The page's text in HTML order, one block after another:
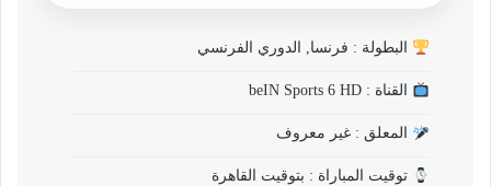
البطولة : فرنسا, الدوري الفرنسي
القناة : beIN Sports 6 HD
المعلق : غير معروف
توقيت المباراة : بتوقيت القاهرة